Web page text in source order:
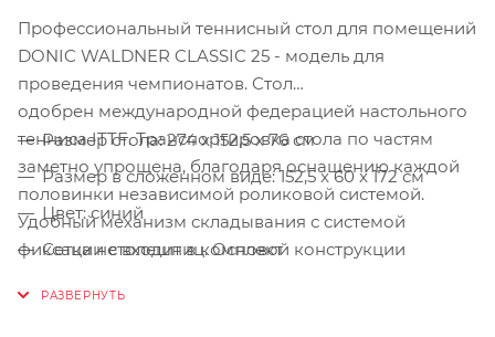
Профессиональный теннисный стол для помещений
DONIC WALDNER CLASSIC 25 - модель для
проведения чемпионатов. Стол
одобрен международной федерацией настольного
тенниса ITTF. Транспортировка стола по частям
заметно упрощена, благодаря оснащению каждой
половинки независимой роликовой системой.
Удобный механизм складывания с системой
фиксации столешниц. Основой конструкции
с порошковым покрытием 40 х 60 мм.
Размер стола: 274 х 152,5 х 76 см
Размер в сложенном виде: 152,5 x 60 x 172 см
Цвет: синий
Сетка не входит в комплект
Антибликовое покрытие